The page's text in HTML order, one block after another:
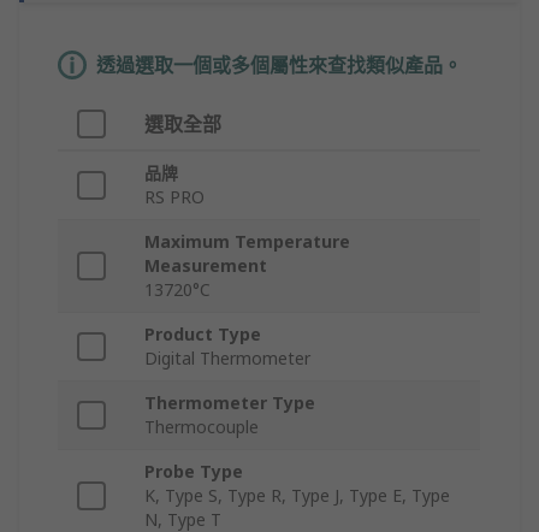
透過選取一個或多個屬性來查找類似產品。
選取全部
品牌
RS PRO
Maximum Temperature
Measurement
13720°C
Product Type
Digital Thermometer
Thermometer Type
Thermocouple
Probe Type
K, Type S, Type R, Type J, Type E, Type
N, Type T